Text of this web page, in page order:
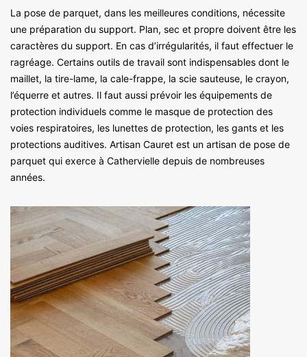
La pose de parquet, dans les meilleures conditions, nécessite
une préparation du support. Plan, sec et propre doivent être les
caractères du support. En cas d’irrégularités, il faut effectuer le
ragréage. Certains outils de travail sont indispensables dont le
maillet, la tire-lame, la cale-frappe, la scie sauteuse, le crayon,
l’équerre et autres. Il faut aussi prévoir les équipements de
protection individuels comme le masque de protection des
voies respiratoires, les lunettes de protection, les gants et les
protections auditives. Artisan Cauret est un artisan de pose de
parquet qui exerce à Cathervielle depuis de nombreuses
années.